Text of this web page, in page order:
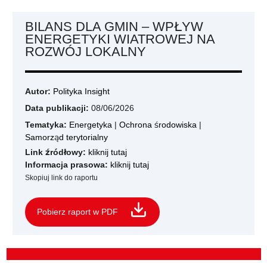
BILANS DLA GMIN – WPŁYW
ENERGETYKI WIATROWEJ NA
ROZWÓJ LOKALNY
Autor: Polityka Insight
Data publikacji: 08/06/2026
Tematyka: Energetyka | Ochrona środowiska |
Samorząd terytorialny
Link źródłowy: kliknij tutaj
Informacja prasowa: kliknij tutaj
Skopiuj link do raportu
Pobierz raport w PDF